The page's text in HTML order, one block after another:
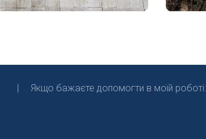
Якщо бажаєте допомогти в моїй роботі: